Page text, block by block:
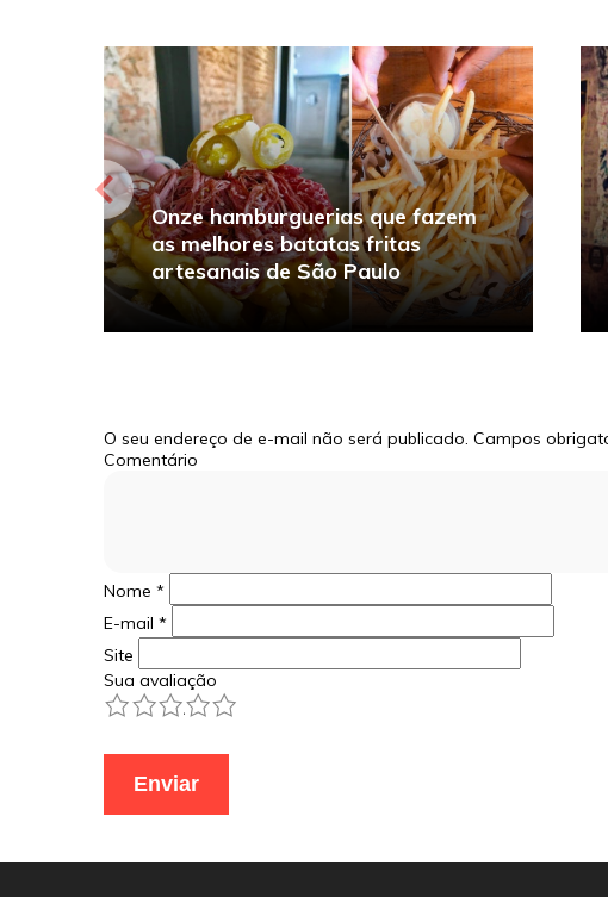
Onze hamburguerias que fazem
as melhores batatas fritas
artesanais de São Paulo
O seu endereço de e-mail não será publicado. Campos
Comentário
Nome *
E-mail *
Site
Sua avaliação
5
4
3
2